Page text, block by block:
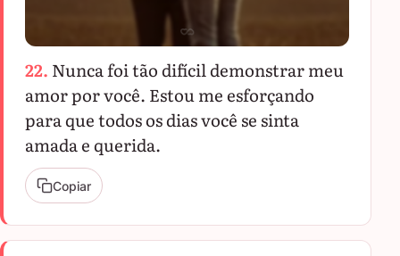
22. Nunca foi tão difícil demonstrar meu
amor por você. Estou me esforçando
para que todos os dias você se sinta
amada e querida.
Copiar